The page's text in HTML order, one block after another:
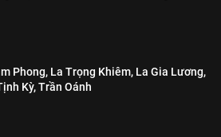
Phong, La Trọng Khiêm, La Gia Lương,
Kỳ,Trần Oánh